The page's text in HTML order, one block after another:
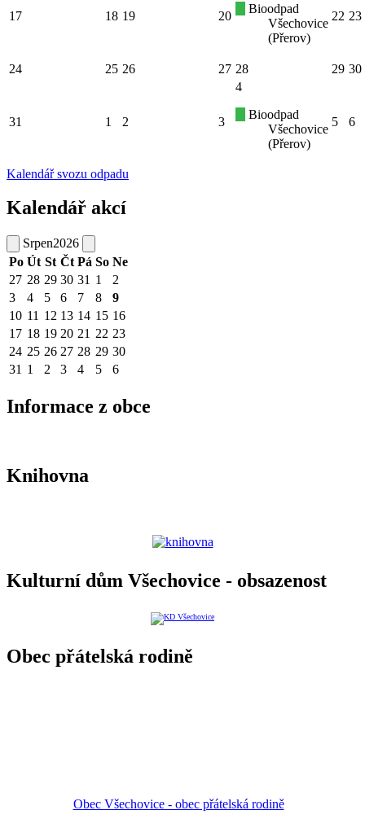
17 18 19 20
Bioodpad
Všechovice
(Přerov)
22 23
24 25 26 27 28 29 30
31 1 2 3
4
Bioodpad
Všechovice
(Přerov)
5 6
Kalendář svozu odpadu
Kalendář akcí
Srpen2026
Po Út St Čt Pá So Ne
27 28 29 30 31 1
2
3
4 5 6 7 8
9
10 11 12 13 14 15 16
17 18 19 20 21 22 23
24 25 26 27 28 29 30
31 1 2 3 4 5 6
Informace z obce
Knihovna
Kulturní dům Všechovice - obsazenost
Obec přátelská rodině
Obec Všechovice - obec přátelská rodině